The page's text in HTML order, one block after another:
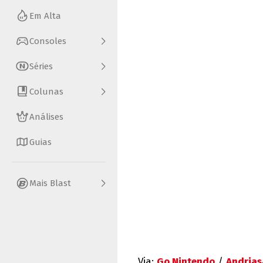
Em Alta
Consoles
Séries
Colunas
Análises
Guias
Mais Blast